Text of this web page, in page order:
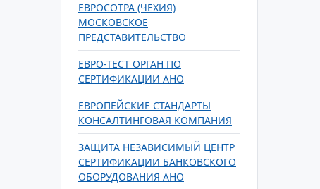
ЕВРОСОТРА (ЧЕХИЯ)
МОСКОВСКОЕ
ПРЕДСТАВИТЕЛЬСТВО
ЕВРО-ТЕСТ ОРГАН ПО
СЕРТИФИКАЦИИ АНО
ЕВРОПЕЙСКИЕ СТАНДАРТЫ
КОНСАЛТИНГОВАЯ КОМПАНИЯ
ЗАЩИТА НЕЗАВИСИМЫЙ ЦЕНТР
СЕРТИФИКАЦИИ БАНКОВСКОГО
ОБОРУДОВАНИЯ АНО